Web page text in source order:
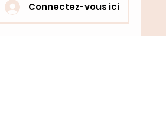
Connectez-vous ici